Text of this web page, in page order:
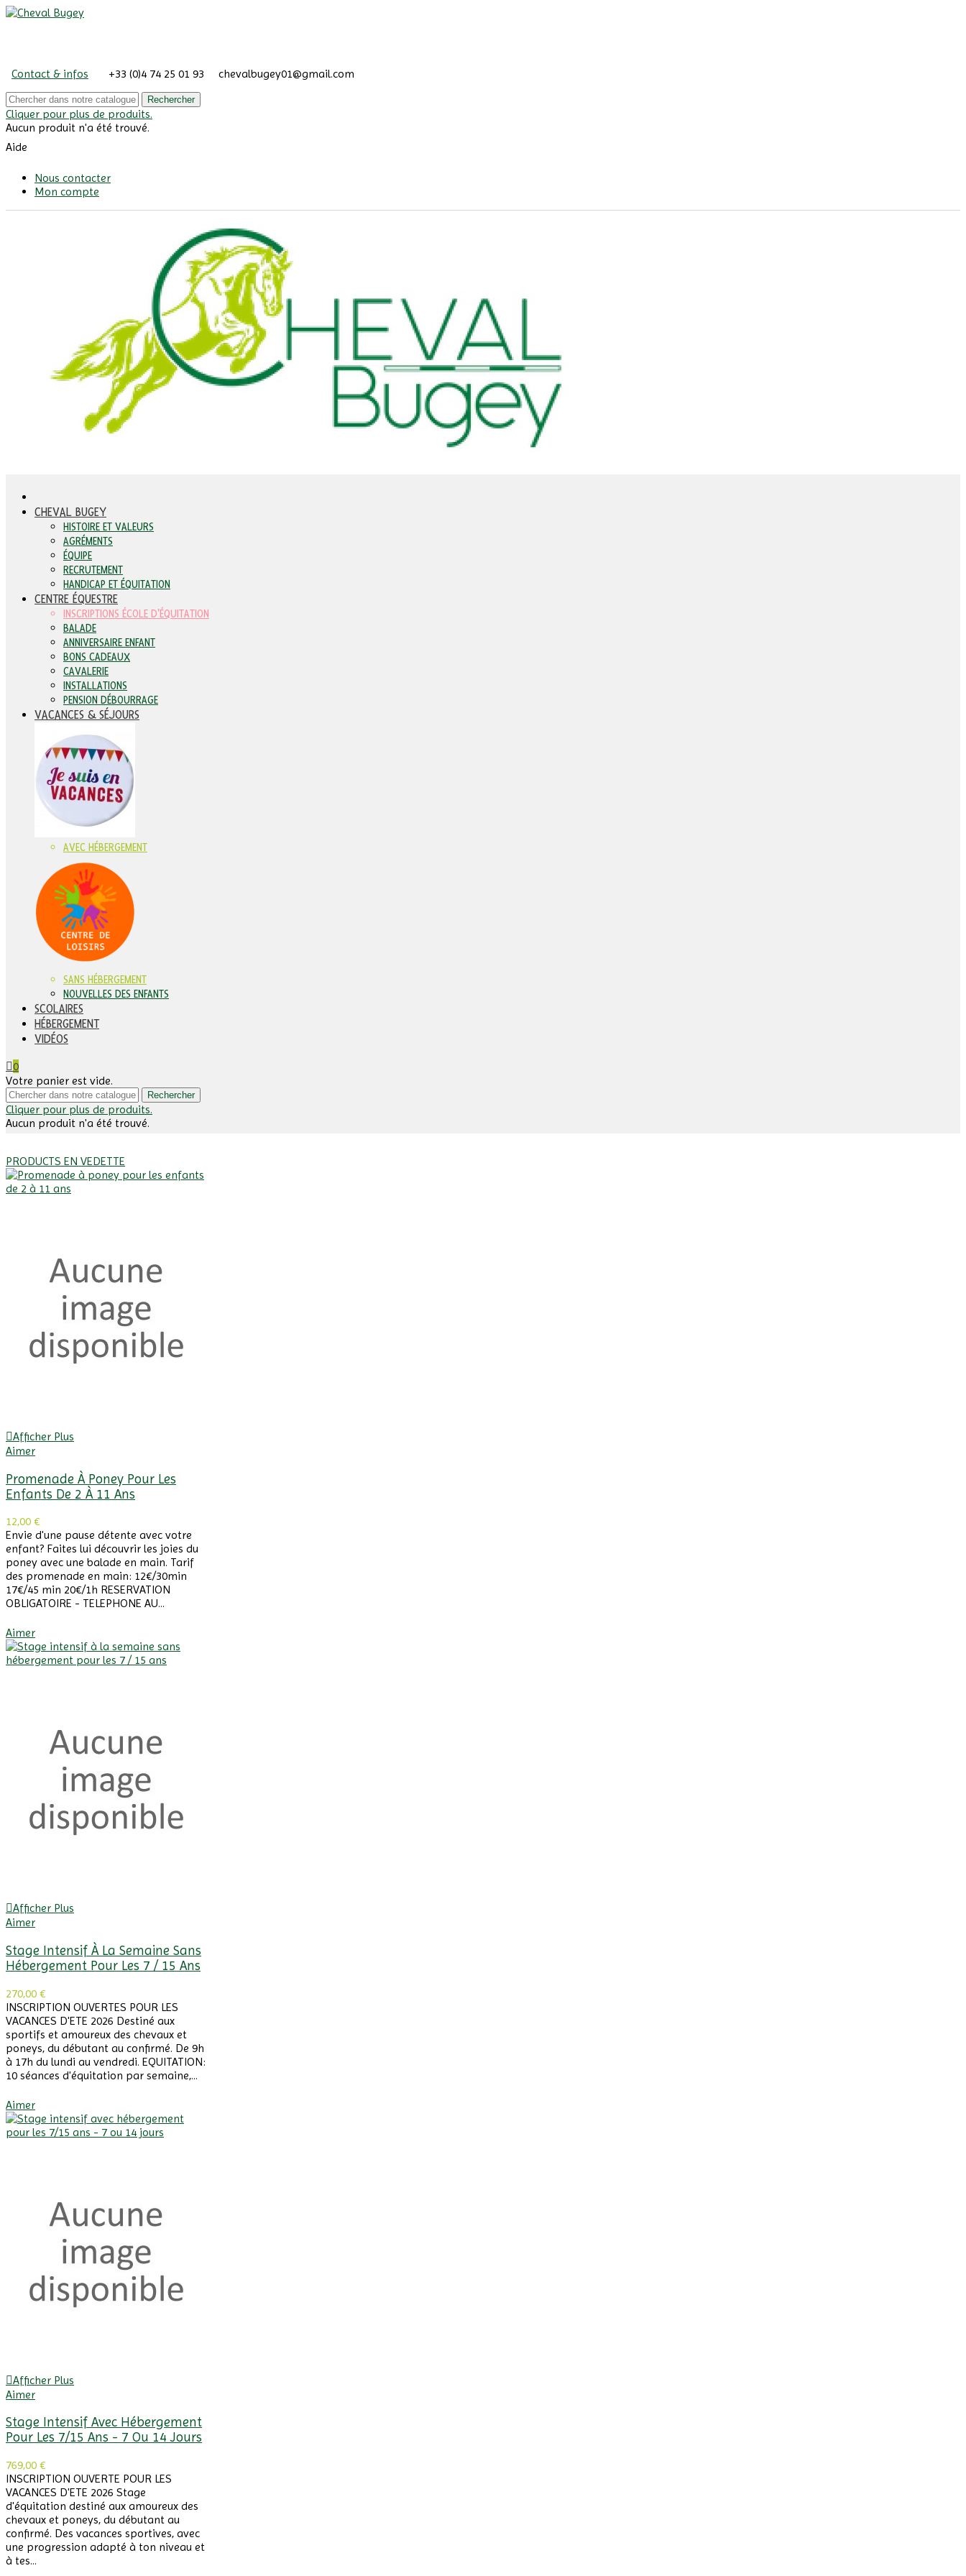
Contact & infos +33 (0)4 74 25 01 93 chevalbugey01@gmail.com
Rechercher
Cliquer pour plus de produits.
Aucun produit n'a été trouvé.
Aide
Nous contacter
Mon compte
CHEVAL BUGEY
HISTOIRE ET VALEURS
AGRÉMENTS
ÉQUIPE
RECRUTEMENT
HANDICAP ET ÉQUITATION
CENTRE ÉQUESTRE
INSCRIPTIONS ÉCOLE D'ÉQUITATION
BALADE
ANNIVERSAIRE ENFANT
BONS CADEAUX
CAVALERIE
INSTALLATIONS
PENSION DÉBOURRAGE
VACANCES & SÉJOURS
AVEC HÉBERGEMENT
SANS HÉBERGEMENT
NOUVELLES DES ENFANTS
SCOLAIRES
HÉBERGEMENT
VIDÉOS
0
Votre panier est vide.
Rechercher
Cliquer pour plus de produits.
Aucun produit n'a été trouvé.
PRODUCTS EN VEDETTE
Afficher Plus
Aimer
Promenade À Poney Pour Les
Enfants De 2 À 11 Ans
12,00 €
Envie d'une pause détente avec votre
enfant? Faites lui découvrir les joies du
poney avec une balade en main. Tarif
des promenade en main: 12€/30min
17€/45 min 20€/1h RESERVATION
OBLIGATOIRE - TELEPHONE AU...
Aimer
Afficher Plus
Aimer
Stage Intensif À La Semaine Sans
Hébergement Pour Les 7 / 15 Ans
270,00 €
INSCRIPTION OUVERTES POUR LES
VACANCES D'ETE 2026 Destiné aux
sportifs et amoureux des chevaux et
poneys, du débutant au confirmé. De 9h
à 17h du lundi au vendredi. EQUITATION:
10 séances d'équitation par semaine,...
Aimer
Afficher Plus
Aimer
Stage Intensif Avec Hébergement
Pour Les 7/15 Ans - 7 Ou 14 Jours
769,00 €
INSCRIPTION OUVERTE POUR LES
VACANCES D'ETE 2026 Stage
d'équitation destiné aux amoureux des
chevaux et poneys, du débutant au
confirmé. Des vacances sportives, avec
une progression adapté à ton niveau et
à tes...